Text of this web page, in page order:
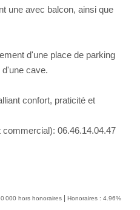
une avec balcon, ainsi que
d'une place de parking
cave.
confort, praticité et
06.46.14.04.47
000 hors honoraires | Honoraires : 4.96%